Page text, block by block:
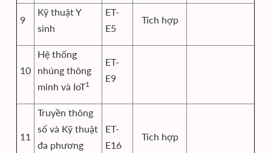
9
Kỹ thuật Y
sinh
ET-
E5
Tích hợp
10
Hệ thống
nhúng thông
minh và IoT1
ET-
E9
11
Truyền thông
số và Kỹ thuật
đa phương
ET-
E16
Tích hợp